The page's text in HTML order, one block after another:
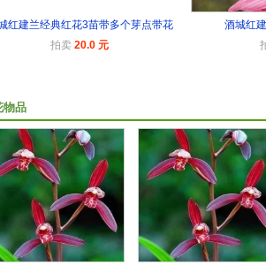
红建兰经典红花3苗带多个芽点带花
拍卖 20.0 元
酒城红
物品